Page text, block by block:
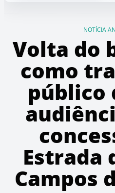
NOTÍCIA
Volta do
como
público
Estrada
Campos